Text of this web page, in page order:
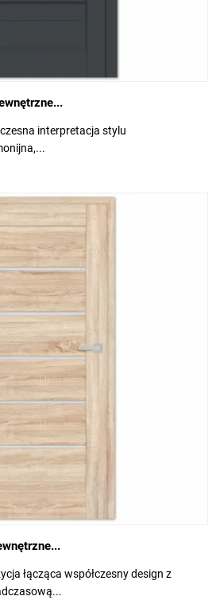
interpretacja stylu
łącząca współczesny design z